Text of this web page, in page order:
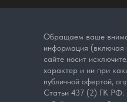
Обращаем ваше
информация (включая
сайте носит
характер и ни при
публичной офертой,
Статьи 437 (2) ГК РФ.